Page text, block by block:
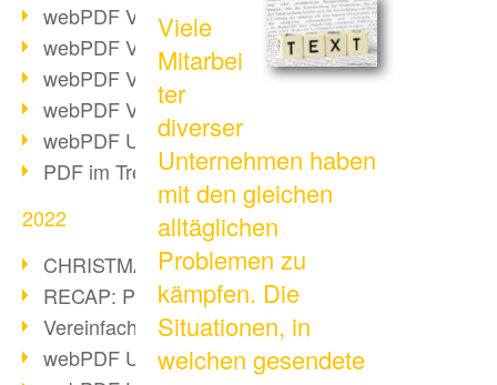
webPDF Video-Session 3
webPDF Video-Session 2
webPDF Video-Session 1
webPDF Video-Session Termine
webPDF Update 9.0.0.2843
PDF im Trend
2022
CHRISTMAS 2022 loading
RECAP: PDF Days Europe 2022
Vereinfachung Personalprozesse
webPDF Update 8.0.0.2727
Viele
Mitarbei
ter
diverser
Unternehmen haben
mit den gleichen
alltäglichen
Problemen zu
kämpfen. Die
Situationen, in
welchen gesendete